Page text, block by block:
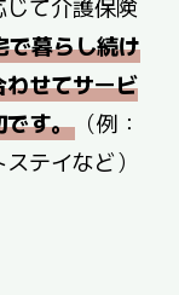
で暮らし続け
せてサービ
です。（例：
テイなど）